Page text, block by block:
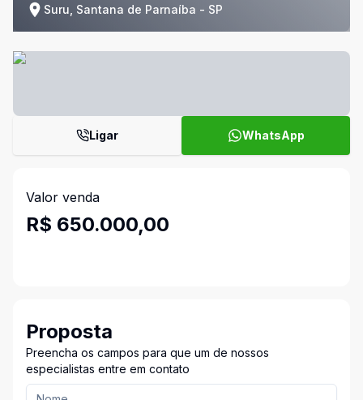
Suru, Santana de Parnaíba - SP
Ligar WhatsApp
Valor venda
R$ 650.000,00
Proposta
Preencha os campos para que um de nossos
especialistas entre em contato